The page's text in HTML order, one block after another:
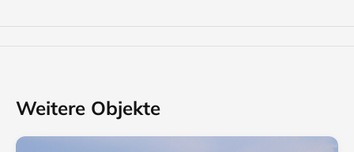
Weitere Objekte